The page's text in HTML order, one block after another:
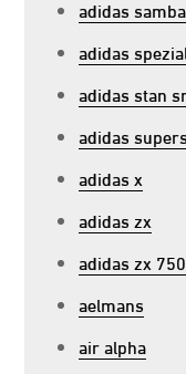
adidas samba
adidas spezial
adidas stan
adidas
adidas x
adidas zx
adidas zx 750
aelmans
air alpha